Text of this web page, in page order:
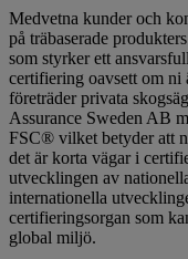
Medvetna kunder och
på träbaserade
som styrker ett
certifiering oavsett om ni
företräder privata
Assurance Sweden AB
FSC® vilket betyder att
det är korta vägar i
utvecklingen av
internationella
certifieringsorgan som
global miljö.